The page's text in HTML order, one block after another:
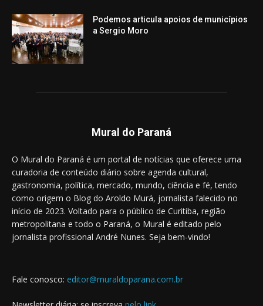
Podemos articula apoios de municípios
a Sergio Moro
Mural do Paraná
O Mural do Paraná é um portal de notícias que oferece uma
curadoria de conteúdo diário sobre agenda cultural,
gastronomia, política, mercado, mundo, ciência e fé, tendo
como origem o Blog do Aroldo Murá, jornalista falecido no
início de 2023. Voltado para o público de Curitiba, região
metropolitana e todo o Paraná, o Mural é editado pelo
jornalista profissional André Nunes. Seja bem-vindo!
Fale conosco: editor@muraldoparana.com.br